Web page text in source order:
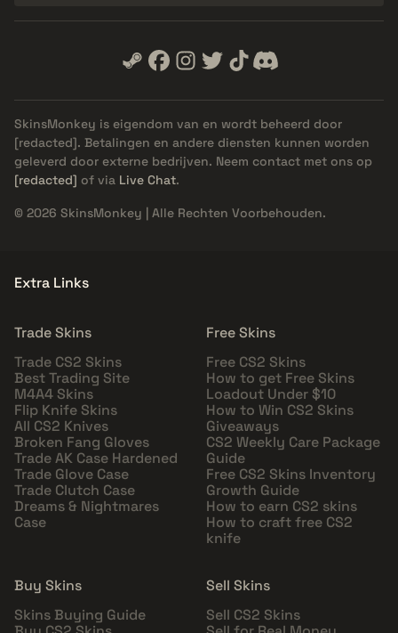
SkinsMonkey is eigendom van en wordt beheerd door
[redacted]. Betalingen en andere diensten kunnen worden
geleverd door externe bedrijven. Neem contact met ons op
[redacted] of via Live Chat.
© 2026 SkinsMonkey | Alle Rechten Voorbehouden.
Extra Links
Trade Skins
Trade CS2 Skins
Best Trading Site
M4A4 Skins
Flip Knife Skins
All CS2 Knives
Broken Fang Gloves
Trade AK Case Hardened
Trade Glove Case
Trade Clutch Case
Dreams & Nightmares
Case
Free Skins
Free CS2 Skins
How to get Free Skins
Loadout Under $10
How to Win CS2 Skins
Giveaways
CS2 Weekly Care Package
Guide
Free CS2 Skins Inventory
Growth Guide
How to earn CS2 skins
How to craft free CS2
knife
Buy Skins
Skins Buying Guide
Sell Skins
Sell CS2 Skins